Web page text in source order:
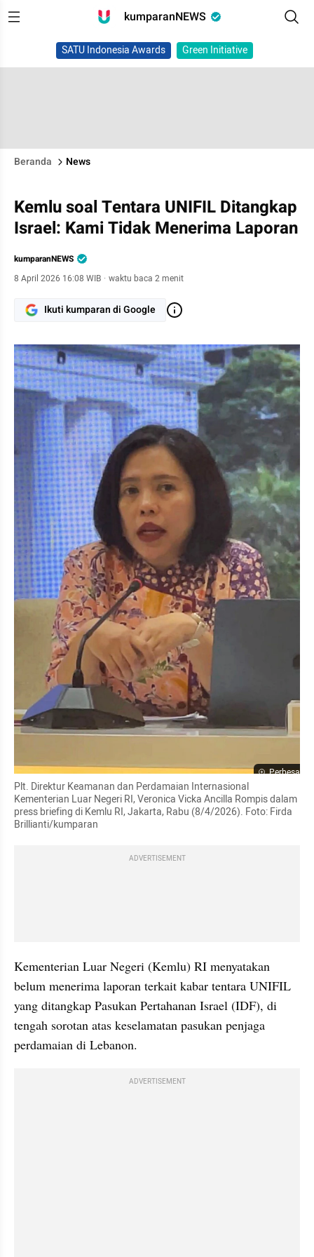
kumparanNEWS
SATU Indonesia Awards Green Initiative
Beranda News
Kemlu soal Tentara UNIFIL Ditangkap
Israel: Kami Tidak Menerima Laporan
kumparanNEWS
8 April 2026 16:08 WIB · waktu baca 2 menit
Ikuti kumparan di Google
Perbesar
Plt. Direktur Keamanan dan Perdamaian Internasional
Kementerian Luar Negeri RI, Veronica Vicka Ancilla Rompis dalam
press briefing di Kemlu RI, Jakarta, Rabu (8/4/2026). Foto: Firda
Brillianti/kumparan
ADVERTISEMENT
Kementerian Luar Negeri (Kemlu) RI menyatakan
belum menerima laporan terkait kabar tentara UNIFIL
yang ditangkap Pasukan Pertahanan Israel (IDF), di
tengah sorotan atas keselamatan pasukan penjaga
perdamaian di Lebanon.
ADVERTISEMENT